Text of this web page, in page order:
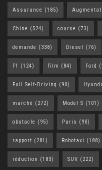
Assurance (185)
Chine (524) course (73)
demande (338) Diesel (76)
F1 (124) film (84) Ford
Full Self-Driving (90)
marché (272) Model S (101)
obstacle (95) Paris (90)
rapport (281) Robotaxi (188)
réduction (183) SUV (222)